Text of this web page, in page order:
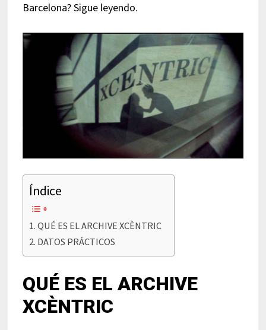
Barcelona? Sigue leyendo.
Índice
QUÉ ES EL ARCHIVE XCÈNTRIC
DATOS PRÁCTICOS
QUÉ ES EL ARCHIVE
XCÈNTRIC